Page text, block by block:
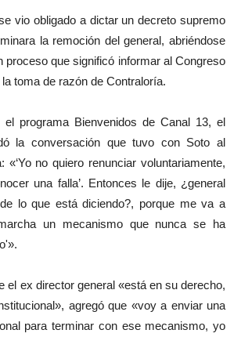
vio obligado a dictar un decreto supremo
la remoción del general, abriéndose
proceso que significó informar al Congreso
toma de razón de Contraloría.
el programa Bienvenidos de Canal 13, el
la conversación que tuvo con Soto al
«‘Yo no quiero renunciar voluntariamente,
una falla’. Entonces le dije, ¿general
lo que está diciendo?, porque me va a
un mecanismo que nunca se ha
el ex director general «está en su derecho,
agregó que «voy a enviar una
para terminar con ese mecanismo, yo